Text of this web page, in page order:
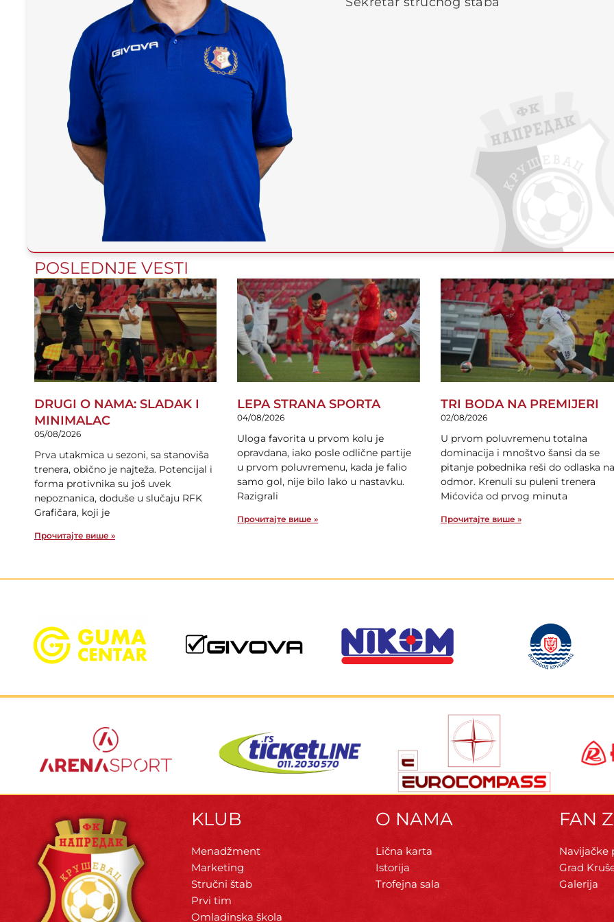
POSLEDNJE VESTI
DRUGI O NAMA: SLADAK I
MINIMALAC
05/08/2026
Prva utakmica u sezoni, sa stanoviša
trenera, obično je najteža. Potencijal i
forma protivnika su još uvek
nepoznanica, doduše u slučaju RFK
Grafičara, koji je
Прочитајте више »
LEPA STRANA SPORTA
04/08/2026
Uloga favorita u prvom kolu je
opravdana, iako posle odlične partije
u prvom poluvremenu, kada je falio
samo gol, nije bilo lako u nastavku.
Razigrali
Прочитајте више »
TRI BODA NA PREMIJERI
02/08/2026
U prvom poluvremenu totalna
dominacija i mnoštvo šansi da se
pitanje pobednika reši do odlaska na
odmor. Krenuli su puleni trenera
Mićovića od prvog minuta
Прочитајте више »
KLUB
Menadžment
Marketing
Stručni štab
Prvi tim
Omladinska škola
O NAMA
Lična karta
Istorija
Trofejna sala
FAN
Navijačke
Grad
Galerija